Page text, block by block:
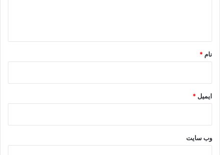
نام *
ایمیل *
وب‌ سایت